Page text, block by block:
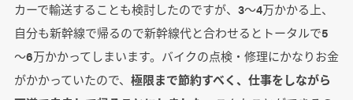
カーで輸送することも検討したのですが、3～4万かかる上、
自分も新幹線で帰るので新幹線代と合わせるとトータルで5
～6万かかってしまいます。バイクの点検・修理にかなりお金
がかかっていたので、 極限まで節約すべく、仕事をしながら